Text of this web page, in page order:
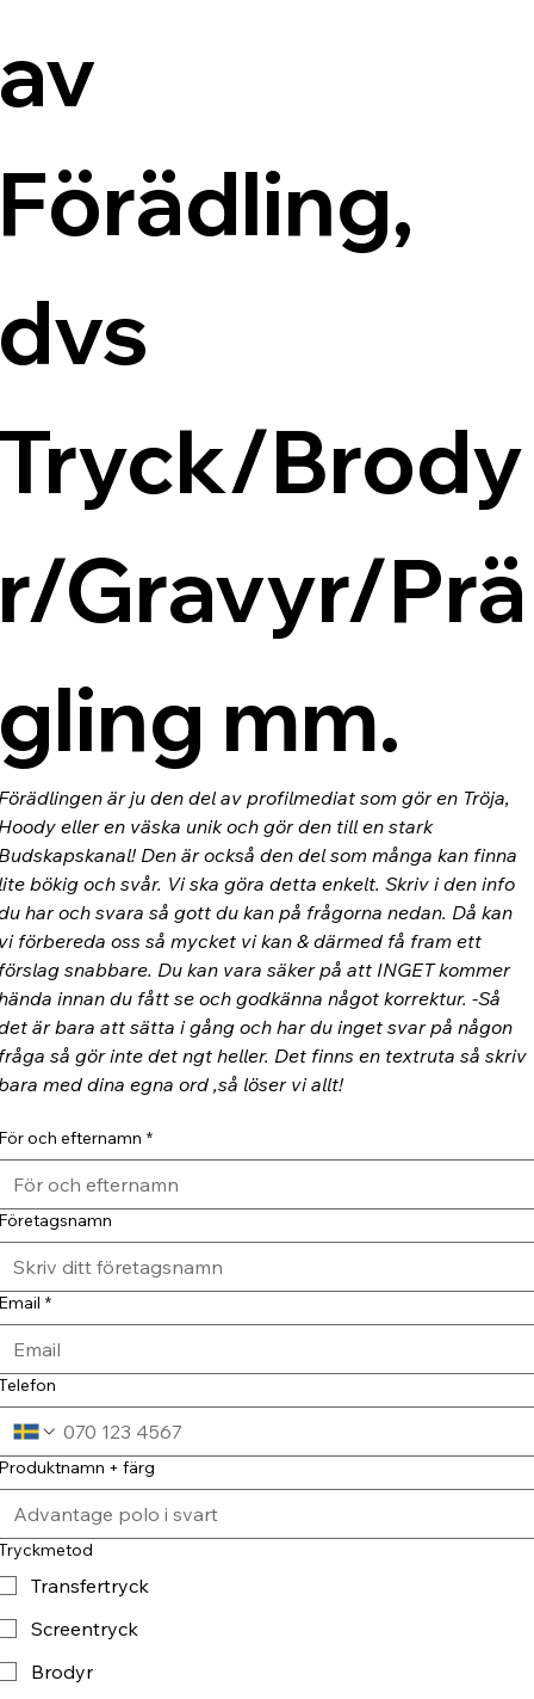
Brody
Gravyr/Prä
mm.
är ju den del av profilmediat som gör en Tröja,
eller en väska unik och gör den till en stark
Den är också den del som många kan finna
bökig och svår. Vi ska göra detta enkelt. Skriv i den info
har och svara så gott du kan på frågorna nedan. Då kan
förbereda oss så mycket vi kan & därmed få fram ett
snabbare. Du kan vara säker på att INGET kommer
innan du fått se och godkänna något korrektur. -Så
är bara att sätta i gång och har du inget svar på någon
så gör inte det ngt heller. Det finns en textruta så skriv
med dina egna ord ,så löser vi allt!
och efternamn *
*
+ färg
Transfertryck
Screentryck
Brodyr